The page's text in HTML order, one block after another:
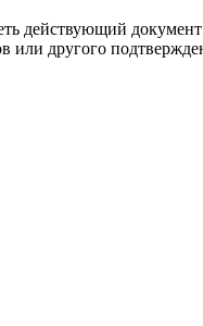
действующий
или другого